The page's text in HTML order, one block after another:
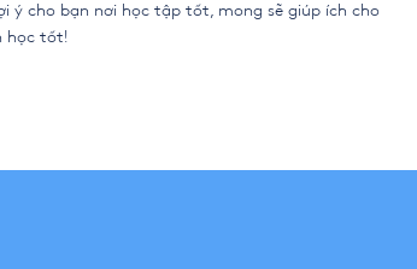
ý cho bạn nơi học tập tốt, mong sẽ giúp ích cho
học tốt!